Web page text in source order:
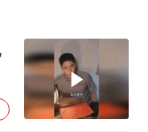
童好搭
月能滑雪”不实
日本试射“战斧”导弹，国防部回应